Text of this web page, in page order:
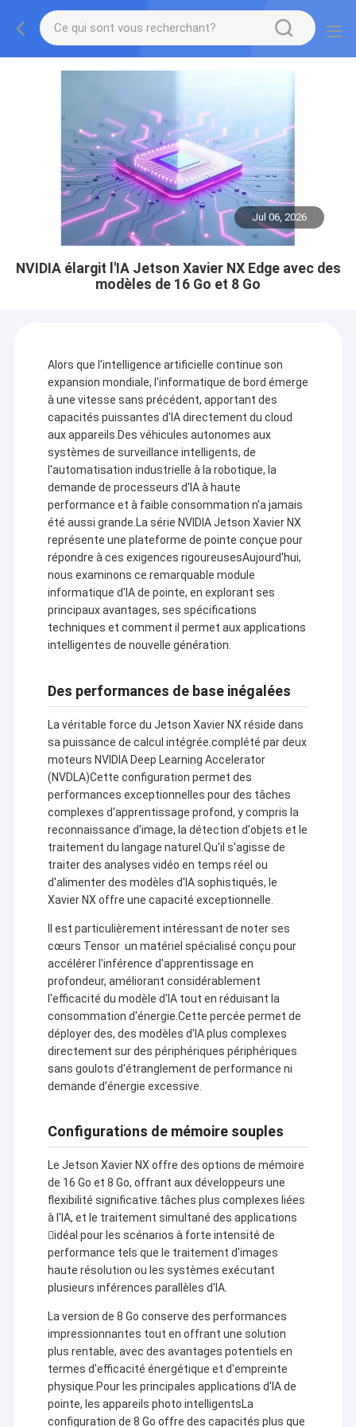
Jul 06, 2026
NVIDIA élargit l'IA Jetson Xavier NX Edge avec des
modèles de 16 Go et 8 Go
Alors que l'intelligence artificielle continue son
expansion mondiale, l'informatique de bord émerge
à une vitesse sans précédent, apportant des
capacités puissantes d'IA directement du cloud
aux appareils.Des véhicules autonomes aux
systèmes de surveillance intelligents, de
l'automatisation industrielle à la robotique, la
demande de processeurs d'IA à haute
performance et à faible consommation n'a jamais
été aussi grande.La série NVIDIA Jetson Xavier NX
représente une plateforme de pointe conçue pour
répondre à ces exigences rigoureusesAujourd'hui,
nous examinons ce remarquable module
informatique d'IA de pointe, en explorant ses
principaux avantages, ses spécifications
techniques et comment il permet aux applications
intelligentes de nouvelle génération.
Des performances de base inégalées
La véritable force du Jetson Xavier NX réside dans
sa puissance de calcul intégrée.complété par deux
moteurs NVIDIA Deep Learning Accelerator
(NVDLA)Cette configuration permet des
performances exceptionnelles pour des tâches
complexes d'apprentissage profond, y compris la
reconnaissance d'image, la détection d'objets et le
traitement du langage naturel.Qu'il s'agisse de
traiter des analyses vidéo en temps réel ou
d'alimenter des modèles d'IA sophistiqués, le
Xavier NX offre une capacité exceptionnelle.
Il est particulièrement intéressant de noter ses
cœurs Tensor  un matériel spécialisé conçu pour
accélérer l'inférence d'apprentissage en
profondeur, améliorant considérablement
l'efficacité du modèle d'IA tout en réduisant la
consommation d'énergie.Cette percée permet de
déployer des, des modèles d'IA plus complexes
directement sur des périphériques périphériques
sans goulots d'étranglement de performance ni
demande d'énergie excessive.
Configurations de mémoire souples
Le Jetson Xavier NX offre des options de mémoire
de 16 Go et 8 Go, offrant aux développeurs une
flexibilité significative.tâches plus complexes liées
à l'IA, et le traitement simultané des applications
idéal pour les scénarios à forte intensité de
performance tels que le traitement d'images
haute résolution ou les systèmes exécutant
plusieurs inférences parallèles d'IA.
La version de 8 Go conserve des performances
impressionnantes tout en offrant une solution
plus rentable, avec des avantages potentiels en
termes d'efficacité énergétique et d'empreinte
physique.Pour les principales applications d'IA de
pointe, les appareils photo intelligentsLa
configuration de 8 Go offre des capacités plus que